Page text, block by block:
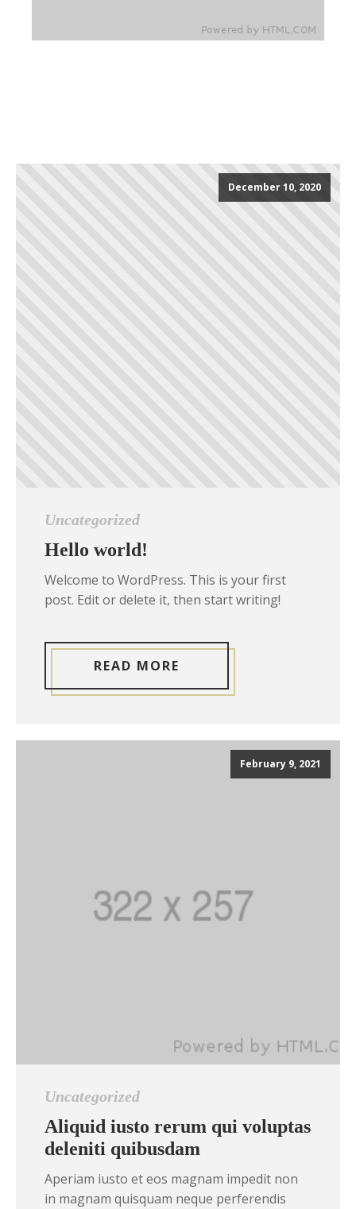
December 10, 2020
Uncategorized
Hello world!
Welcome to WordPress. This is your first
post. Edit or delete it, then start writing!
READ MORE
February 9, 2021
Uncategorized
Aliquid iusto rerum qui voluptas
deleniti quibusdam
Aperiam iusto et eos magnam impedit non
in magnam quisquam neque perferendis